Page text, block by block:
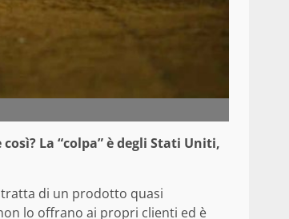
La “colpa” è degli Stati Uniti,
di un prodotto quasi
lo offrano ai propri clienti ed è